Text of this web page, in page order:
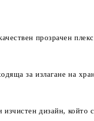
прозрачен
за излагане на
дизайн, който